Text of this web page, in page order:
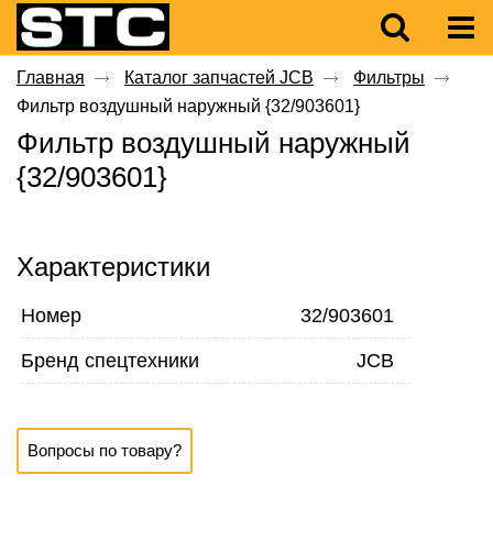
Главная Каталог запчастей JCB
Фильтры
Фильтр воздушный наружный {32/903601}
Фильтр воздушный наружный
{32/903601}
Характеристики
Номер 32/903601
Бренд спецтехники JCB
Вопросы по товару?